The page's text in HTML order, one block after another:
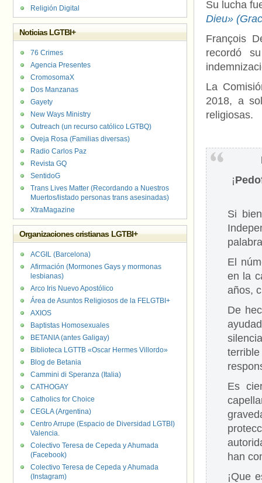
Su lucha
Dieu»
François
recordó
La
2018, a
religiosas.
¡
Si
El
en la
años,
De
Es
han
¡Que
Religión Digital
Noticias LGTBI+
76 Crimes
Agencia Presentes
CromosomaX
Dos Manzanas
Gayety
New Ways Ministry
Outreach (un recurso católico LGTBQ)
Oveja Rosa (Familias diversas)
Radio Carlos Paz
Revista GQ
SentidoG
Trans Lives Matter (Recordando a Nuestros
Muertos/listado personas trans asesinadas)
XtraMagazine
Organizaciones cristianas LGTBI+
ACGIL (Barcelona)
Afirmación (Mormones Gays y mormonas
lesbianas)
Arco Iris Nuevo Apostólico
Área de Asuntos Religiosos de la FELGTBI+
AXIOS
Baptistas Homosexuales
BETANIA (antes Galigay)
Biblioteca LGTTB «Oscar Hermes Villordo»
Blog de Betania
Cammini di Speranza (Italia)
CATHOGAY
Catholics for Choice
CEGLA (Argentina)
Centro Arrupe (Espacio de Diversidad LGTBI)
Valencia.
Colectivo Teresa de Cepeda y Ahumada
(Facebook)
Colectivo Teresa de Cepeda y Ahumada
(Instagram)